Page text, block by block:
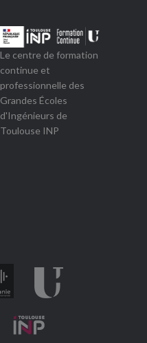
Le centre de formation
continue et
professionnelle des
Grandes Écoles
d'Ingénieurs de
Toulouse INP